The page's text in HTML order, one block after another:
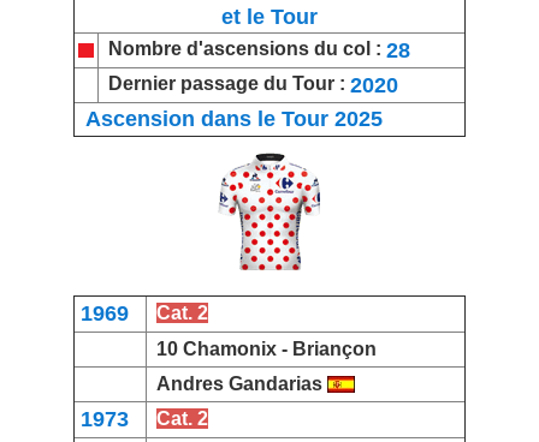
et le Tour
Nombre d'ascensions du col : 28
Dernier passage du Tour : 2020
Ascension dans le Tour 2025
1969
Cat. 2
10 Chamonix - Briançon
Andres Gandarias
1973
Cat. 2